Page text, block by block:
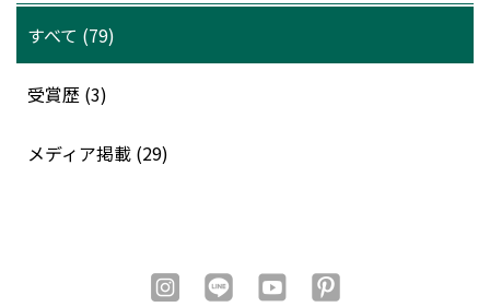
すべて (79)
受賞歴 (3)
メディア掲載 (29)